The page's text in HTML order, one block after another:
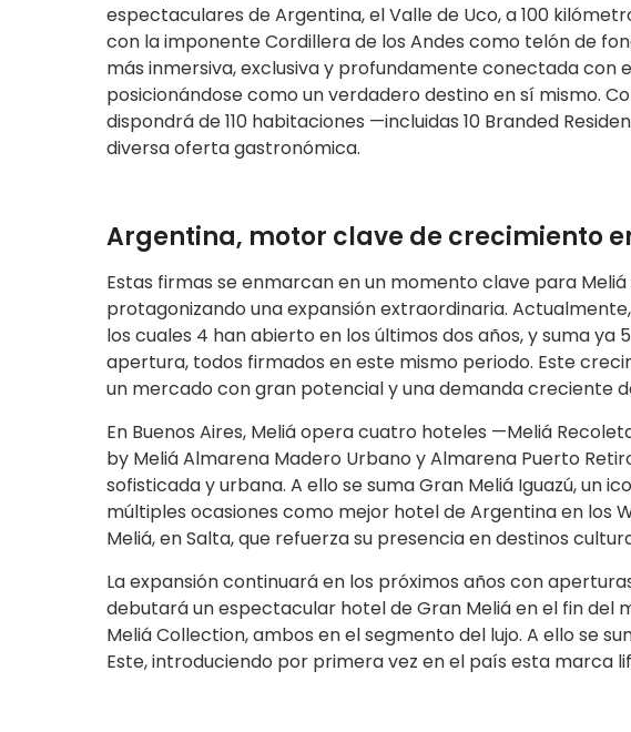
espectaculares de Argentina, el Valle de Uco, a 100
con la imponente Cordillera de los Andes como telón de
más inmersiva, exclusiva y profundamente conectada con
posicionándose como un verdadero destino en sí mismo.
dispondrá de 110 habitaciones —incluidas 10 Branded
diversa oferta gastronómica.
Argentina, motor clave de crecimiento
Estas firmas se enmarcan en un momento clave para
protagonizando una expansión extraordinaria.
los cuales 4 han abierto en los últimos dos años, y suma
apertura, todos firmados en este mismo periodo. Este
un mercado con gran potencial y una demanda creciente
En Buenos Aires, Meliá opera cuatro hoteles —Meliá
by Meliá Almarena Madero Urbano y Almarena Puerto
sofisticada y urbana. A ello se suma Gran Meliá Iguazú, un
múltiples ocasiones como mejor hotel de Argentina en los
Meliá, en Salta, que refuerza su presencia en destinos
La expansión continuará en los próximos años con
debutará un espectacular hotel de Gran Meliá en el fin del
Meliá Collection, ambos en el segmento del lujo. A ello se
Este, introduciendo por primera vez en el país esta marca